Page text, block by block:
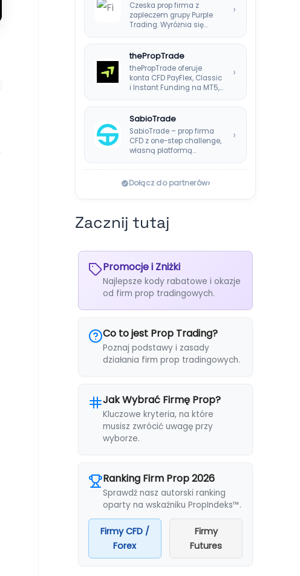
Czeska prop firma z
zapleczem grupy Purple
Trading. Wyróżnia się
Payouts, wypłatami…
›
thePropTrade
thePropTrade oferuje
konta CFD PayFlex, Classic
i Instant Funding na MT5,
›
SabioTrade
SabioTrade – prop firma
CFD z one-step challenge,
własną platformą
wypłatami co…
›
Dołącz do partnerów›
Zacznij tutaj
Promocje i Zniżki
Najlepsze kody rabatowe i okazje
od firm prop tradingowych.
Co to jest Prop Trading?
Poznaj podstawy i zasady
działania firm prop tradingowych.
Jak Wybrać Firmę Prop?
Kluczowe kryteria, na które
musisz zwrócić uwagę przy
wyborze.
Ranking Firm Prop 2026
Sprawdź nasz autorski ranking
oparty na wskaźniku PropIndeks™.
Firmy CFD /
Forex
Firmy
Futures